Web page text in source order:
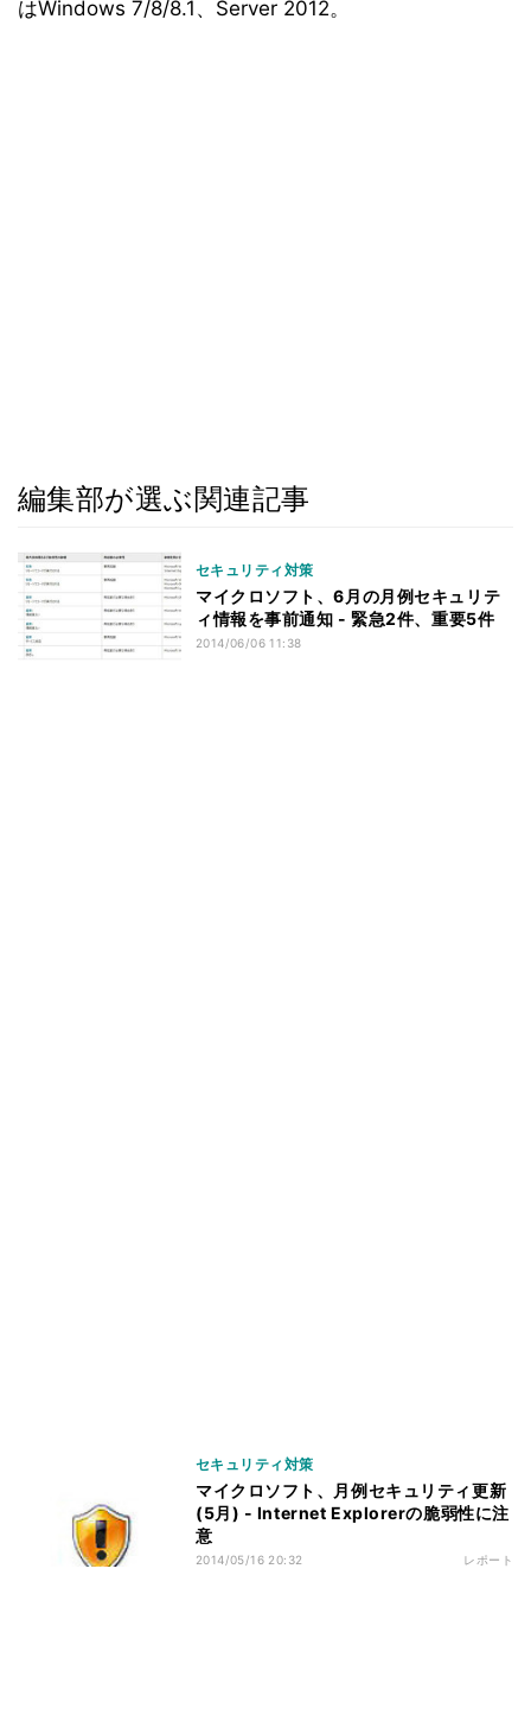
はWindows 7/8/8.1、Server 2012。
編集部が選ぶ関連記事
セキュリティ対策
マイクロソフト、6月の月例セキュリテ
ィ情報を事前通知 - 緊急2件、重要5件
2014/06/06 11:38
セキュリティ対策
マイクロソフト、月例セキュリティ更新
(5月) - Internet Explorerの脆弱性に注
意
2014/05/16 20:32 レポート